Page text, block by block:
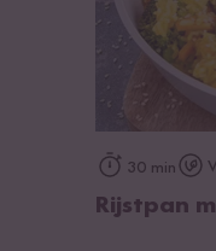
30 min
Rijstpan